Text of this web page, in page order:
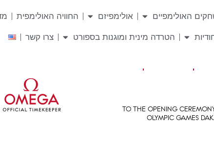
האולימפיים אולימפיזם החוויה האולימפית
הטרדה מינית ומוגנות בספורט צרו קשר